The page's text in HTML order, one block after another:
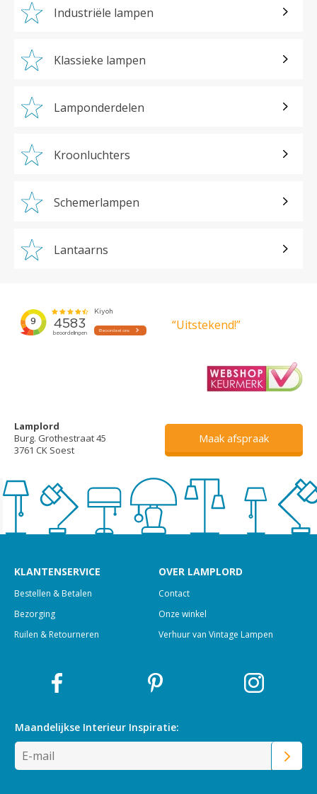
Industriële lampen
Klassieke lampen
Lamponderdelen
Kroonluchters
Schemerlampen
Lantaarns
“Uitstekend!”
Lamplord
Burg. Grothestraat 45
3761 CK Soest
Maak afspraak
KLANTENSERVICE
Bestellen & Betalen
Bezorging
Ruilen & Retourneren
OVER LAMPLORD
Contact
Onze winkel
Verhuur van Vintage Lampen
Maandelijkse Interieur Inspiratie: